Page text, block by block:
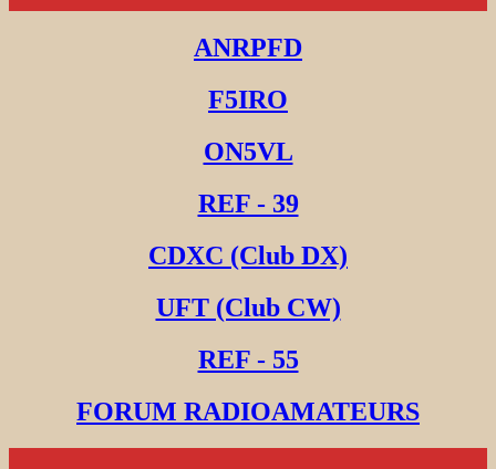
ANRPFD
F5IRO
ON5VL
REF - 39
CDXC (Club DX)
UFT (Club CW)
REF - 55
FORUM RADIOAMATEURS